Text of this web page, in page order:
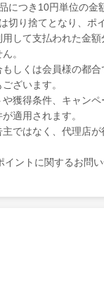
につき10円単位の金
切り捨てとなり、ポ
して支払われた金
。
しくは会員様の都
ざいます。
獲得条件、キャン
適用されます。
ではなく、代理店
ントに関するお問